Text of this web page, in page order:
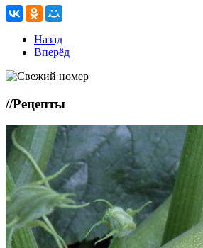
Назад
Вперёд
//Рецепты